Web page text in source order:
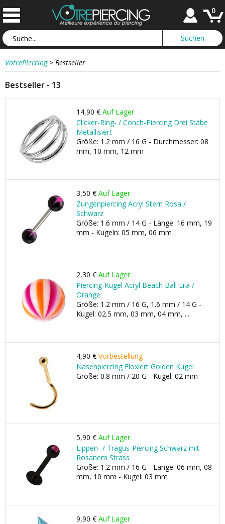
0
VotrePiercing > Bestseller
Bestseller - 13
14,90 € Auf Lager
Clicker-Ring- / Conch-Piercing Drei Stäbe
Metallisiert
Größe: 1.2 mm / 16 G - Durchmesser: 08
mm, 10 mm, 12 mm
3,50 € Auf Lager
Zungenpiercing Acryl Stern Rosa /
Schwarz
Größe: 1.6 mm / 14 G - Länge: 16 mm, 19
mm - Kugeln: 05 mm, 06 mm
2,30 € Auf Lager
Piercing-Kugel Acryl Beach Ball Lila /
Orange
Größe: 1.2 mm / 16 G, 1.6 mm / 14 G -
Kugel: 02.5 mm, 03 mm, 04 mm, ...
4,90 € Vorbestellung
Nasenpiercing Eloxiert Golden Kugel
Größe: 0.8 mm / 20 G - Kugel: 02 mm
5,90 € Auf Lager
Lippen- / Tragus-Piercing Schwarz mit
Rosanem Strass
Größe: 1.2 mm / 16 G - Länge: 06 mm, 08
mm, 10 mm - Kugel: 03 mm
9,90 € Auf Lager